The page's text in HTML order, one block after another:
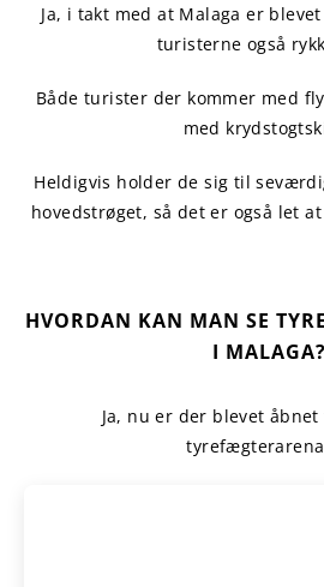
Ja, i takt med at Malaga er
turisterne også
Både turister der kommer med
med
Heldigvis holder de sig til
hovedstrøget, så det er også let
HVORDAN KAN MAN SE
I MALAGA?
Ja, nu er der blevet